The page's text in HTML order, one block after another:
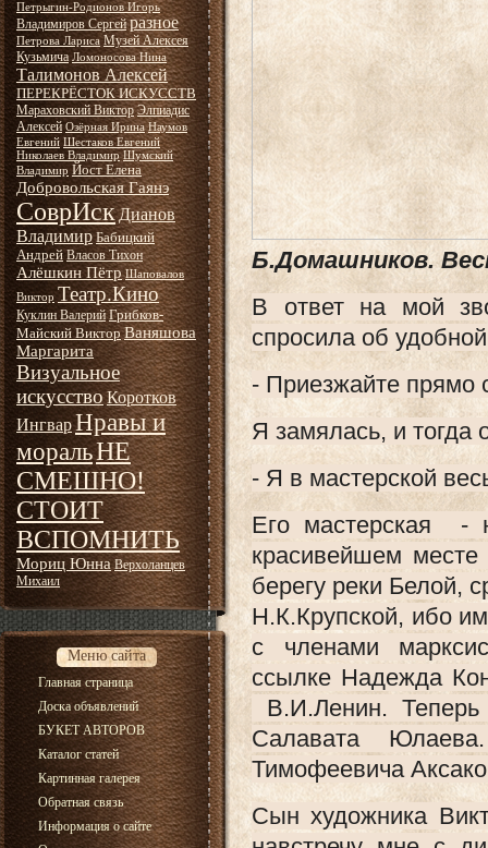
Петрыгин-Родионов Игорь
Владимиров Сергей разное
Петрова Лариса Музей Алексея
Кузьмича Ломоносова Нина
Талимонов Алексей
ПЕРЕКРЁСТОК ИСКУССТВ
Мараховский Виктор Элпиадис
Алексей Озёрная Ирина Наумов
Евгений Шестаков Евгений
Николаев Владимир Шумский
Владимир Йост Елена
Добровольская Гаянэ
СоврИскДианов
Владимир Бабицкий
Андрей Власов Тихон
Алёшкин Пётр Шаповалов
Виктор Театр.Кино
Куклин Валерий Грибков-
Майский Виктор Ваняшова
Маргарита
Визуальное
искусствоКоротков
ИнгварНравы и
моральНЕ
СМЕШНО!
СТОИТ
ВСПОМНИТЬ
Мориц Юнна Верхоланцев
Михаил
Меню сайта
Главная страница
Доска объявлений
БУКЕТ АВТОРОВ
Каталог статей
Картинная галерея
Обратная связь
Информация о сайте
Б.Домашников.
В ответ на мой
спросила об
- Приезжайте прямо
Я замялась, и тогда
- Я в мастерской
Его мастерская -
красивейшем
берегу реки Белой,
Н.К.Крупской, ибо
с членами
ссылке Надежда
В.И.Ленин. Теперь
Салавата
Тимофеевича
Сын художника